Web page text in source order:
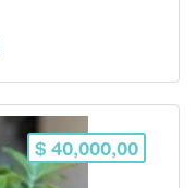
$ 40,000,00